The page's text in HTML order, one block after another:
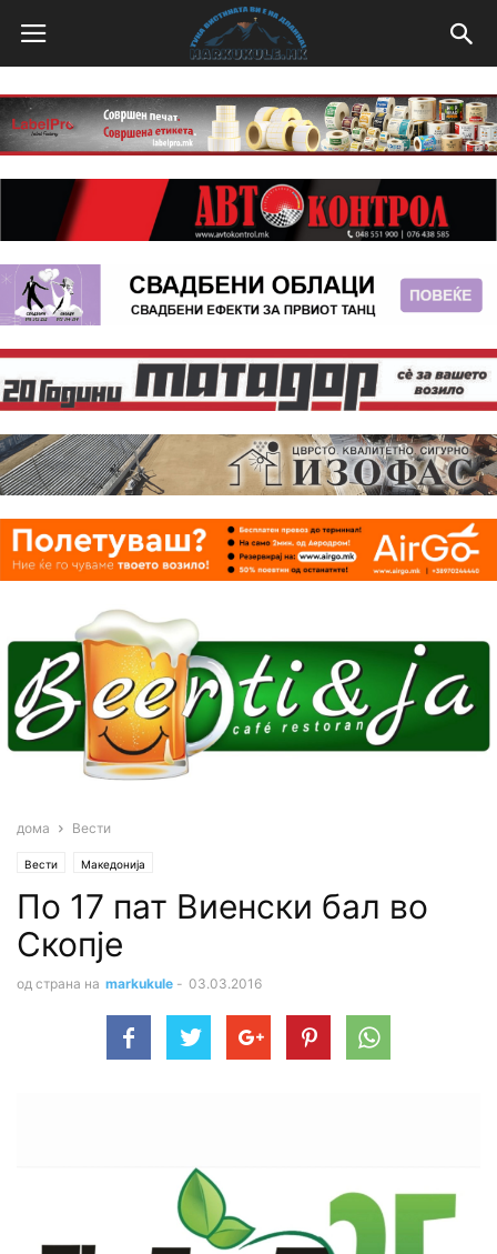
дома Вести
Вести Македонија
По 17 пат Виенски бал во
Скопје
од страна на markukule - 03.03.2016